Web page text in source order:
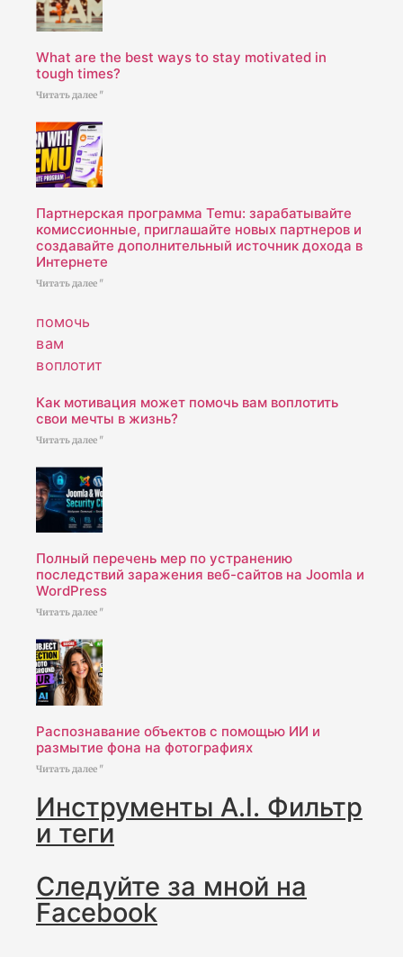
What are the best ways to stay motivated in
tough times?
Читать далее "
Партнерская программа Temu: зарабатывайте
комиссионные, приглашайте новых партнеров и
создавайте дополнительный источник дохода в
Интернете
Читать далее "
Как мотивация может помочь вам воплотить
свои мечты в жизнь?
Читать далее "
Полный перечень мер по устранению
последствий заражения веб-сайтов на Joomla и
WordPress
Читать далее "
Распознавание объектов с помощью ИИ и
размытие фона на фотографиях
Читать далее "
Инструменты A.I. Фильтр
и теги
Следуйте за мной на
Facebook